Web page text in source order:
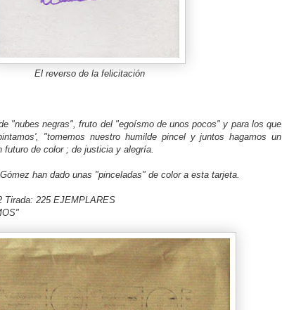
El reverso de la felicitación
"nubes negras", fruto del "egoísmo de unos pocos" y para los que
"tomemos nuestro humilde pincel y juntos hagamos un
futuro de color ; de justicia y alegría.
han dado unas "pinceladas" de color a esta tarjeta.
Tirada: 225 EJEMPLARES